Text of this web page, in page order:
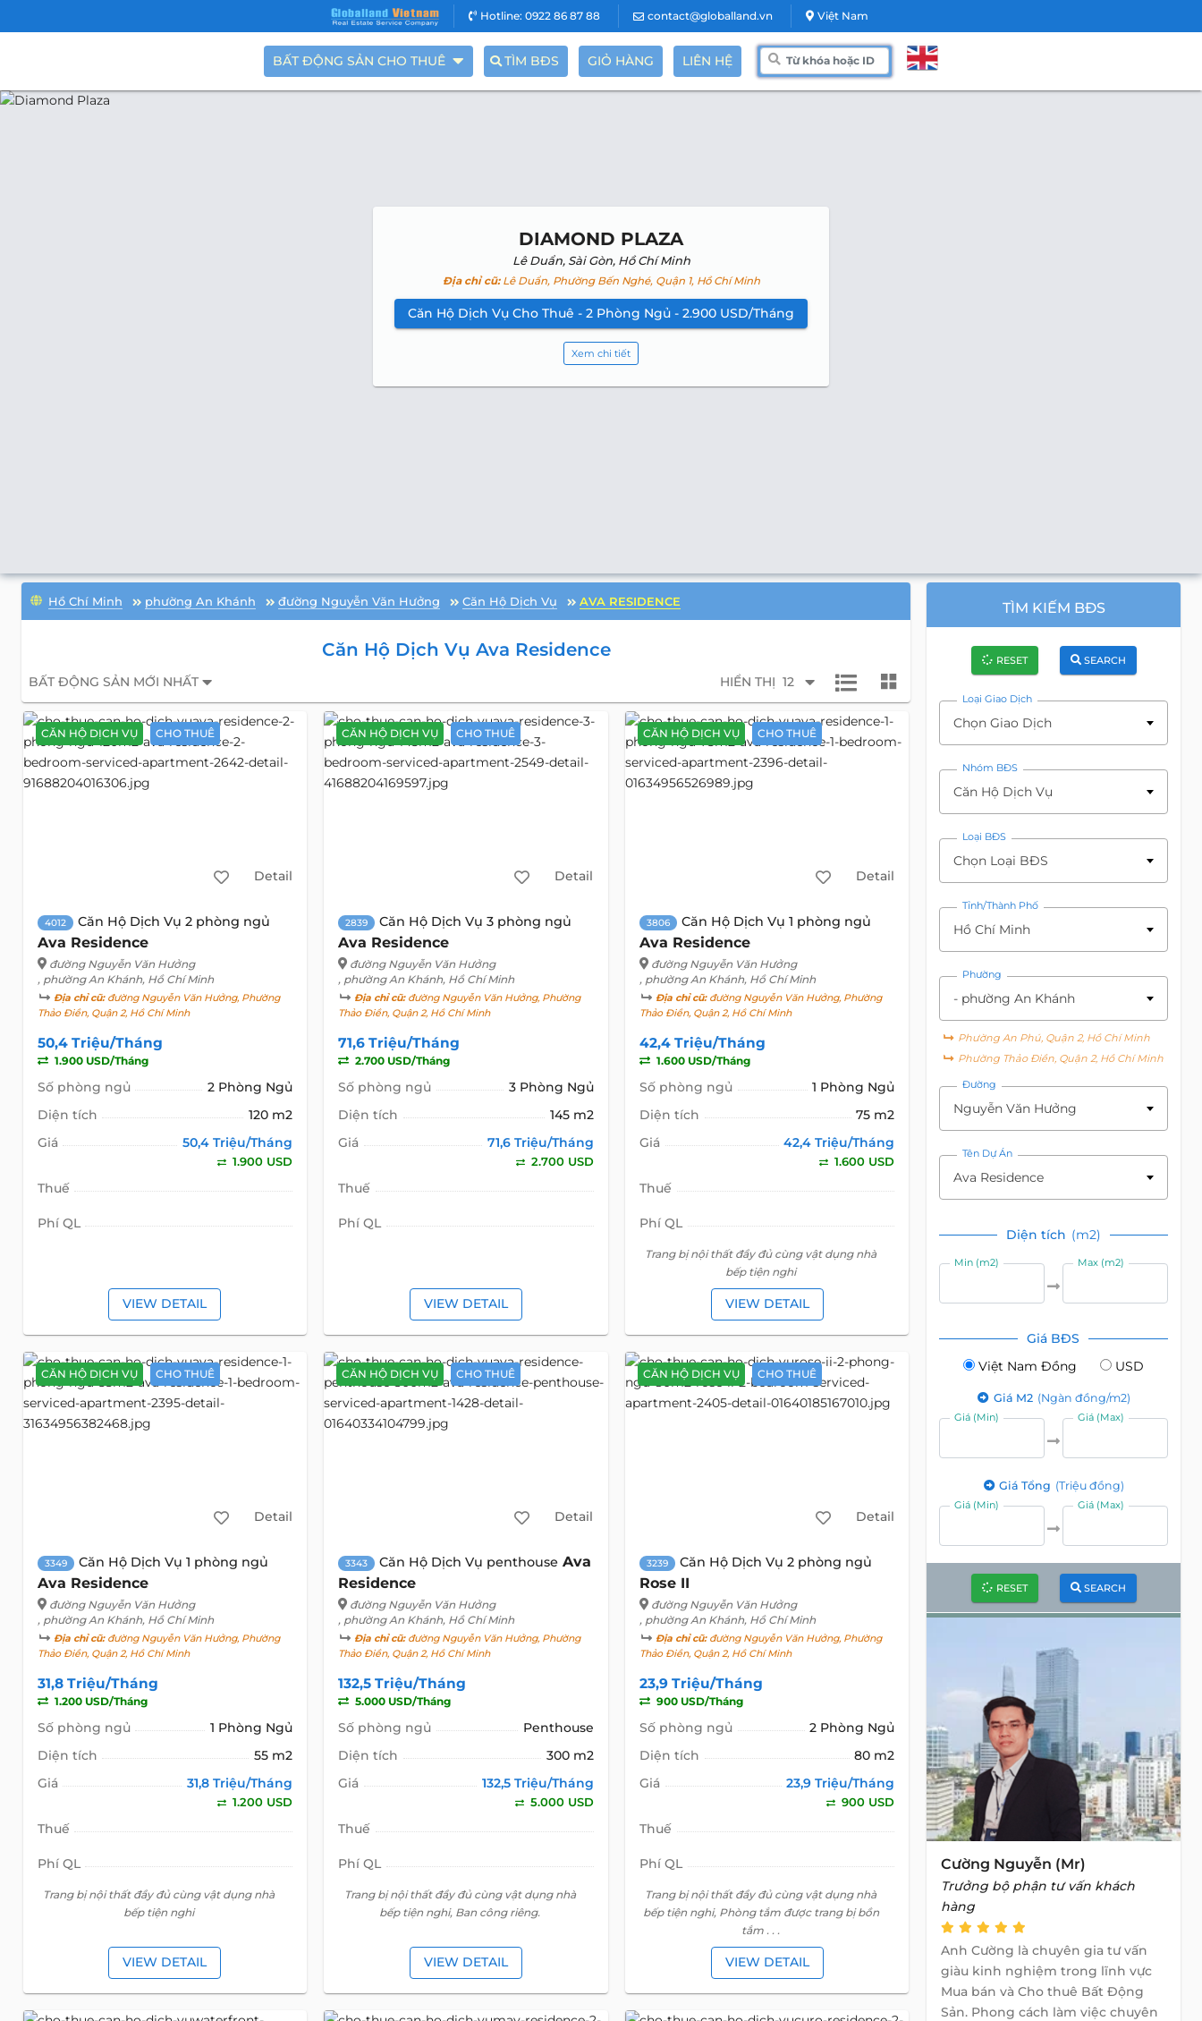
Hotline: 0922 86 87 88 contact@globalland.vn Việt Nam
BẤT ĐỘNG SẢN CHO THUÊ TÌM BĐS GIỎ HÀNG LIÊN HỆ
DIAMOND PLAZA
Lê Duẩn, Sài Gòn, Hồ Chí Minh
Địa chỉ cũ:Lê Duẩn, Phường Bến Nghé, Quận 1, Hồ Chí Minh
Căn Hộ Dịch Vụ Cho Thuê - 2 Phòng Ngủ - 2.900 USD/Tháng
Xem chi tiết
Hồ Chí Minh phường An Khánh đường Nguyễn Văn Hưởng Căn Hộ Dịch Vụ AVA RESIDENCE
Căn Hộ Dịch Vụ Ava Residence
BẤT ĐỘNG SẢN MỚI NHẤT HIỂN THỊ 12
CĂN HỘ DỊCH VỤ CHO THUÊ
Detail
4012 Căn Hộ Dịch Vụ 2 phòng ngủ
Ava Residence
đường Nguyễn Văn Hưởng
, phường An Khánh, Hồ Chí Minh
Địa chỉ cũ:đường Nguyễn Văn Hưởng, Phường
Thảo Điền, Quận 2, Hồ Chí Minh
50,4 Triệu/Tháng
1.900 USD/Tháng
Số phòng ngủ
2 Phòng Ngủ
Diện tích
120 m2
Giá
50,4 Triệu/Tháng
1.900 USD
Thuế
Phí QL
VIEW DETAIL
CĂN HỘ DỊCH VỤ CHO THUÊ
Detail
2839 Căn Hộ Dịch Vụ 3 phòng ngủ
Ava Residence
đường Nguyễn Văn Hưởng
, phường An Khánh, Hồ Chí Minh
Địa chỉ cũ:đường Nguyễn Văn Hưởng, Phường
Thảo Điền, Quận 2, Hồ Chí Minh
71,6 Triệu/Tháng
2.700 USD/Tháng
Số phòng ngủ
3 Phòng Ngủ
Diện tích
145 m2
Giá
71,6 Triệu/Tháng
2.700 USD
Thuế
Phí QL
VIEW DETAIL
CĂN HỘ DỊCH VỤ CHO THUÊ
Detail
3806 Căn Hộ Dịch Vụ 1 phòng ngủ
Ava Residence
đường Nguyễn Văn Hưởng
, phường An Khánh, Hồ Chí Minh
Địa chỉ cũ:đường Nguyễn Văn Hưởng, Phường
Thảo Điền, Quận 2, Hồ Chí Minh
42,4 Triệu/Tháng
1.600 USD/Tháng
Số phòng ngủ
1 Phòng Ngủ
Diện tích
75 m2
Giá
42,4 Triệu/Tháng
1.600 USD
Thuế
Phí QL
Trang bị nội thất đầy đủ cùng vật dụng nhà
bếp tiện nghi
VIEW DETAIL
CĂN HỘ DỊCH VỤ CHO THUÊ
Detail
3349 Căn Hộ Dịch Vụ 1 phòng ngủ
Ava Residence
đường Nguyễn Văn Hưởng
, phường An Khánh, Hồ Chí Minh
Địa chỉ cũ:đường Nguyễn Văn Hưởng, Phường
Thảo Điền, Quận 2, Hồ Chí Minh
31,8 Triệu/Tháng
1.200 USD/Tháng
Số phòng ngủ
1 Phòng Ngủ
Diện tích
55 m2
Giá
31,8 Triệu/Tháng
1.200 USD
Thuế
Phí QL
Trang bị nội thất đầy đủ cùng vật dụng nhà
bếp tiện nghi
VIEW DETAIL
CĂN HỘ DỊCH VỤ CHO THUÊ
Detail
3343 Căn Hộ Dịch Vụ penthouse Ava
Residence
đường Nguyễn Văn Hưởng
, phường An Khánh, Hồ Chí Minh
Địa chỉ cũ:đường Nguyễn Văn Hưởng, Phường
Thảo Điền, Quận 2, Hồ Chí Minh
132,5 Triệu/Tháng
5.000 USD/Tháng
Số phòng ngủ
Penthouse
Diện tích
300 m2
Giá
132,5 Triệu/Tháng
5.000 USD
Thuế
Phí QL
Trang bị nội thất đầy đủ cùng vật dụng nhà
bếp tiện nghi, Ban công riêng.
VIEW DETAIL
CĂN HỘ DỊCH VỤ CHO THUÊ
Detail
3239 Căn Hộ Dịch Vụ 2 phòng ngủ
Rose II
đường Nguyễn Văn Hưởng
, phường An Khánh, Hồ Chí Minh
Địa chỉ cũ:đường Nguyễn Văn Hưởng, Phường
Thảo Điền, Quận 2, Hồ Chí Minh
23,9 Triệu/Tháng
900 USD/Tháng
Số phòng ngủ
2 Phòng Ngủ
Diện tích
80 m2
Giá
23,9 Triệu/Tháng
900 USD
Thuế
Phí QL
Trang bị nội thất đầy đủ cùng vật dụng nhà
bếp tiện nghi, Phòng tắm được trang bị bồn
tắm . . .
VIEW DETAIL
TÌM KIẾM BĐS
RESET SEARCH
Loại Giao Dịch
Chọn Giao Dịch
Nhóm BĐS
Căn Hộ Dịch Vụ
Loại BĐS
Chọn Loại BĐS
Tỉnh/Thành Phố
Hồ Chí Minh
Phường
- phường An Khánh
Phường An Phú, Quận 2, Hồ Chí Minh
Phường Thảo Điền, Quận 2, Hồ Chí Minh
Đường
Nguyễn Văn Hưởng
Tên Dự Án
Ava Residence
Diện tích (m2)
Min (m2) Max (m2)
Giá BĐS
Việt Nam Đồng
USD
Giá M2 (Ngàn đồng/m2)
Giá (Min) Giá (Max)
Giá Tổng (Triệu đồng)
Giá (Min) Giá (Max)
RESET SEARCH
Cường Nguyễn (Mr)
Trưởng bộ phận tư vấn khách
hàng
Anh Cường là chuyên gia tư vấn
giàu kinh nghiệm trong lĩnh vực
Mua bán và Cho thuê Bất Động
Sản. Phong cách làm việc chuyên